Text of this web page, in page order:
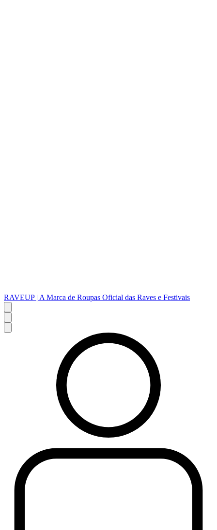
RAVEUP | A Marca de Roupas Oficial das Raves e Festivais